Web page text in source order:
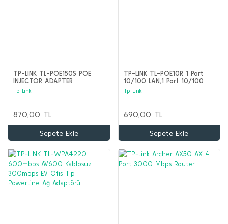
TP-LINK TL-POE150S POE
INJECTOR ADAPTER
KİT.15,4W
Tp-Link
870,00 TL
Sepete Ekle
TP-LINK TL-POE10R 1 Port
10/100 LAN,1 Port 10/100
PoE Splitter
Tp-Link
690,00 TL
Sepete Ekle